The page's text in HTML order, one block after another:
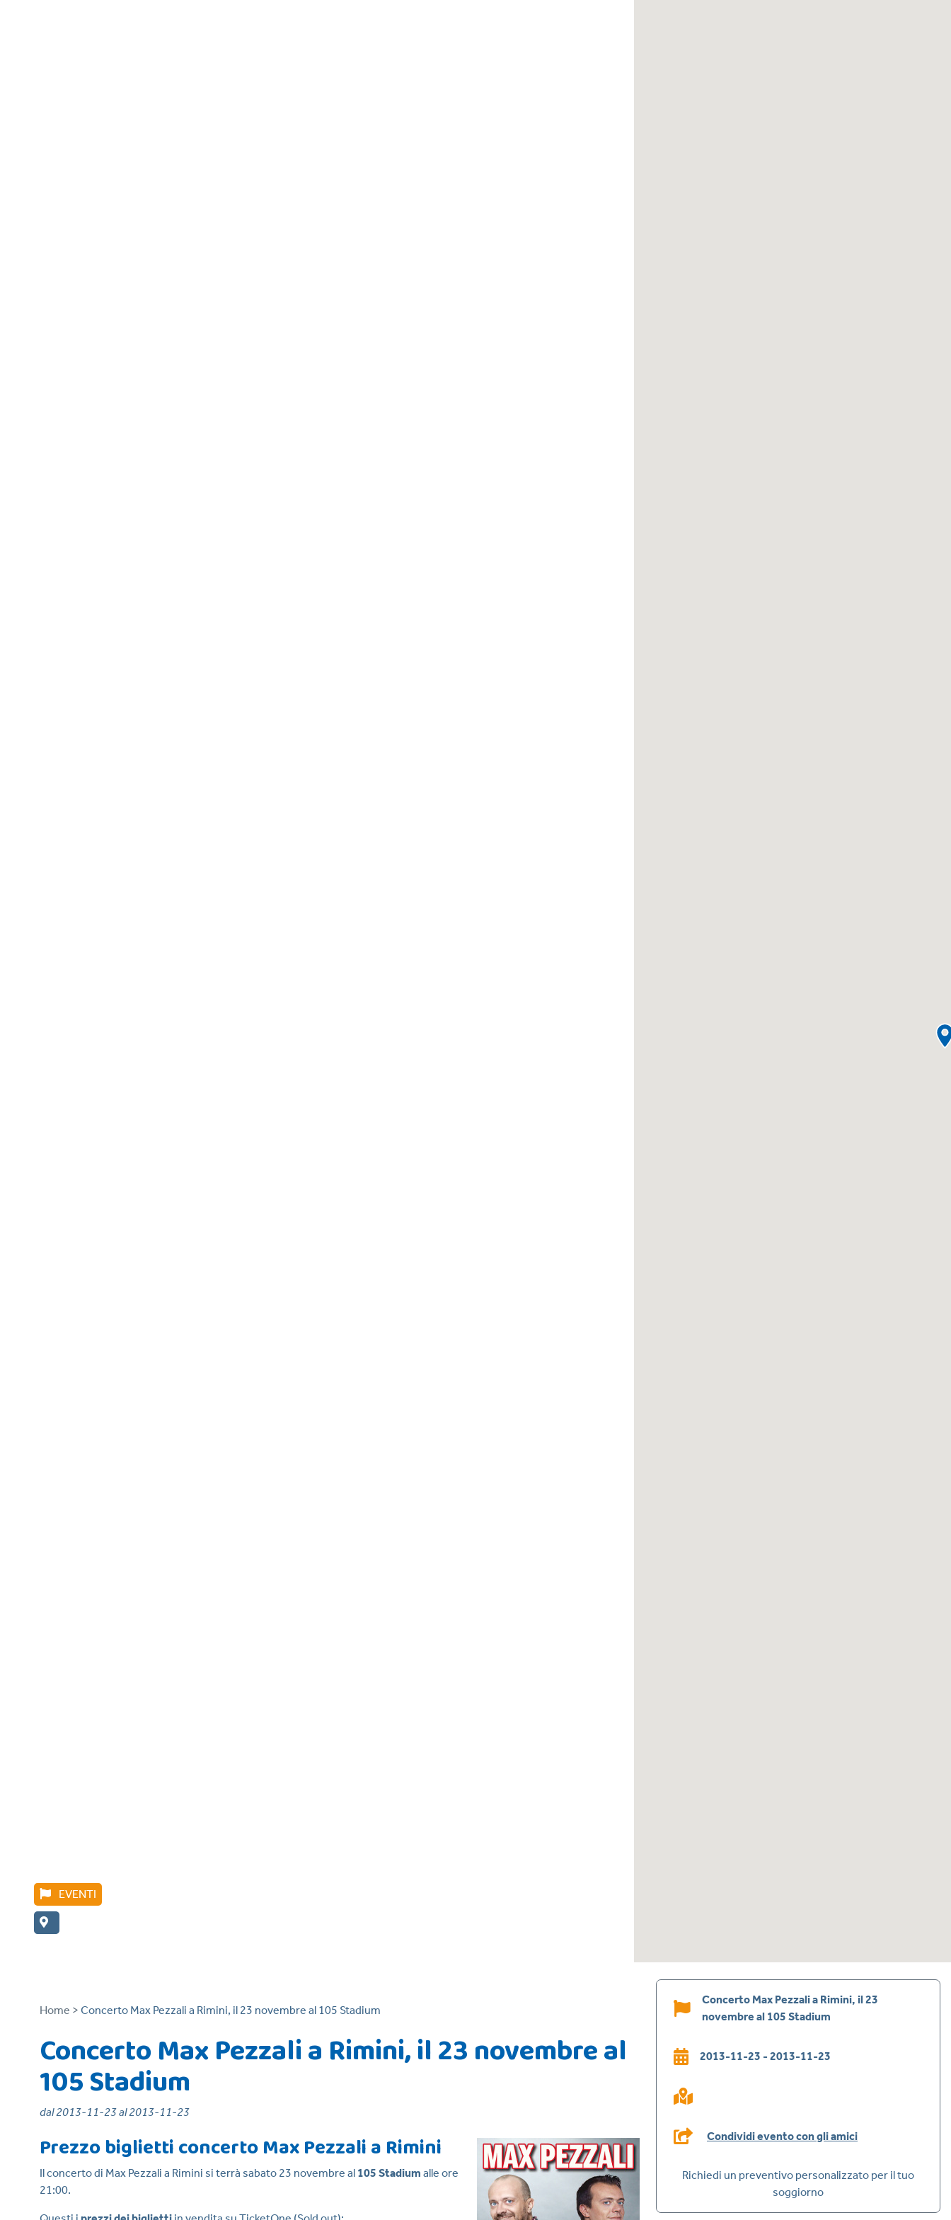
EVENTI
Home > Concerto Max Pezzali a Rimini, il 23 novembre al 105 Stadium
Concerto Max Pezzali a Rimini, il 23 novembre al
105 Stadium
dal 2013-11-23 al 2013-11-23
Prezzo biglietti concerto Max Pezzali a Rimini
Il concerto di Max Pezzali a Rimini si terrà sabato 23 novembre al 105 Stadium alle ore
21:00.
Concerto Max Pezzali a Rimini, il 23
novembre al 105 Stadium
2013-11-23 - 2013-11-23
Condividi evento con gli amici
Richiedi un preventivo personalizzato per il tuo
soggiorno